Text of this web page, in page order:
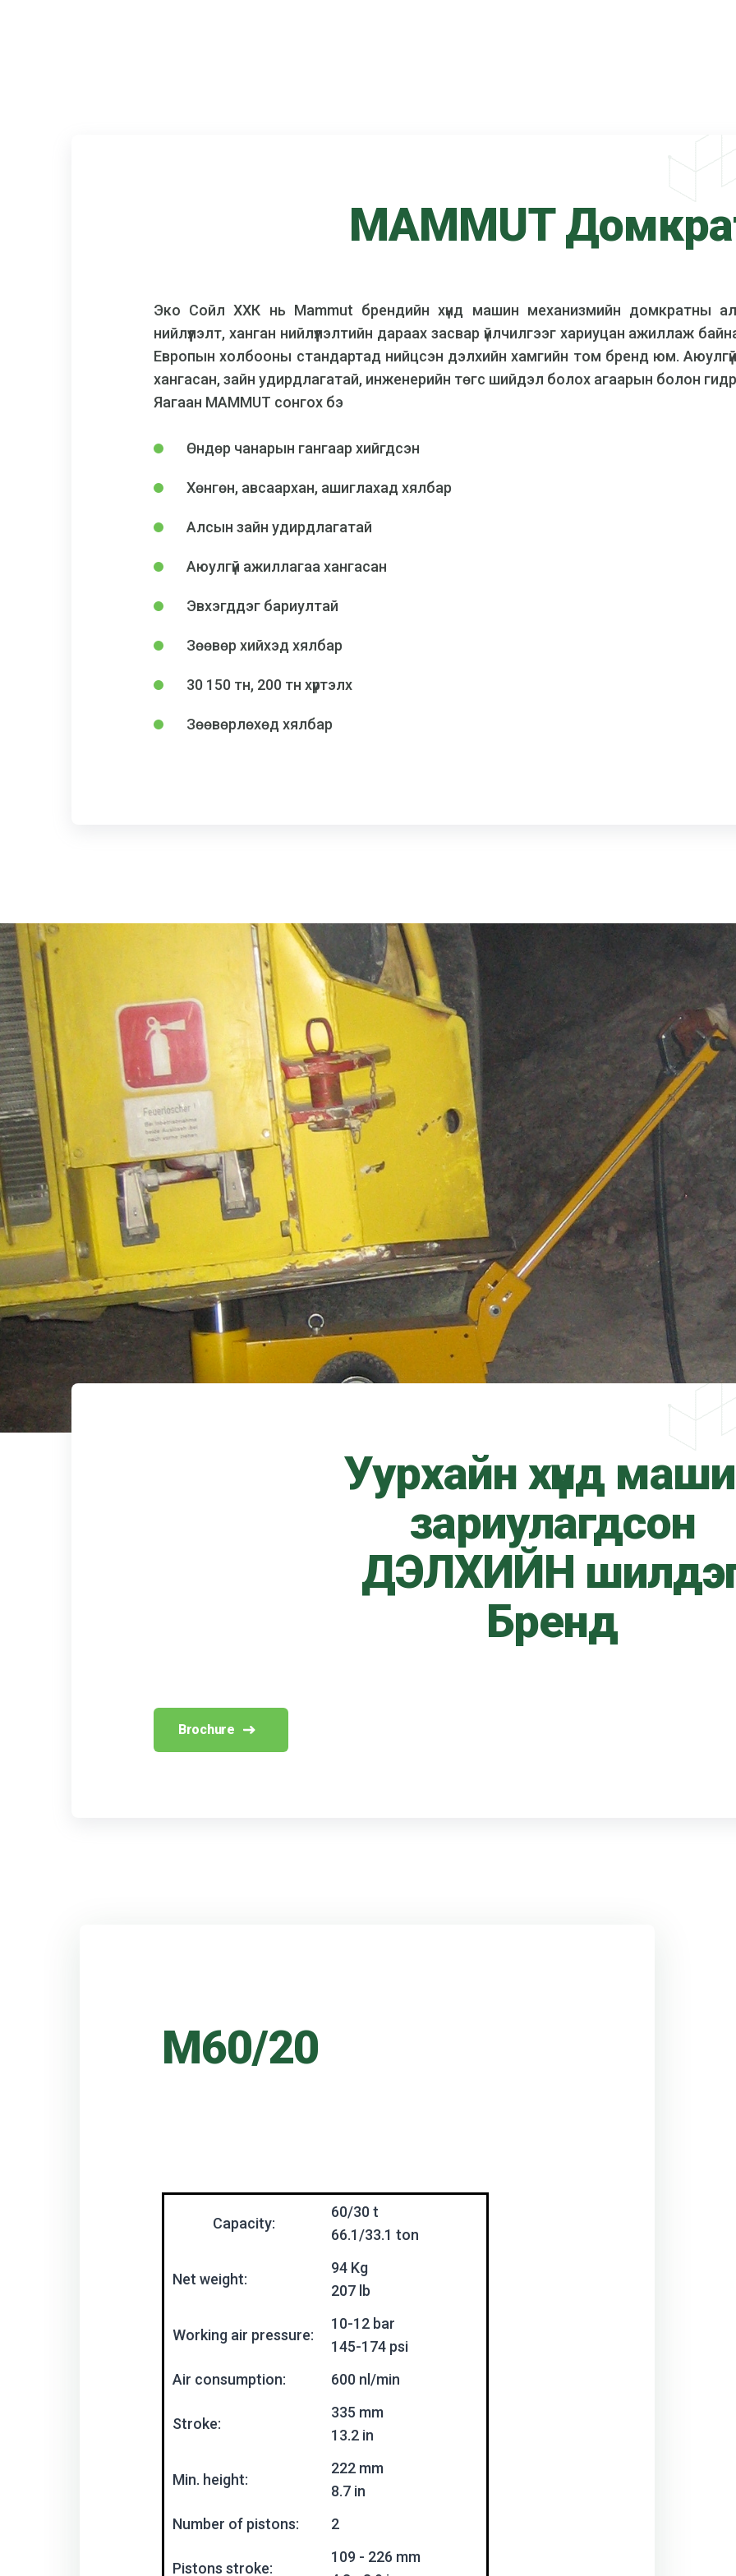
MAMMUT
Эко Сойл ХХК нь Mammut брендийн хүнд машин механизмийн домкратны
нийлүүлэлт, ханган нийлүүлэлтийн дараах засвар үйлчилгээг хариуцан ажиллаж
Европын холбооны стандартад нийцсэн дэлхийн хамгийн том бренд юм. Аюулгүй
хангасан, зайн удирдлагатай, инженерийн төгс шийдэл болох агаарын болон
Яагаан MAMMUT сонгох бэ
Өндөр чанарын гангаар хийгдсэн
Хөнгөн, авсаархан, ашиглахад хялбар
Алсын зайн удирдлагатай
Аюулгүй ажиллагаа хангасан
Эвхэгддэг бариултай
Зөөвөр хийхэд хялбар
30 150 тн, 200 тн хүртэлх
Зөөвөрлөхөд хялбар
Уурхайн хүнд
зариулагдсон
ДЭЛХИЙН
Бренд
Brochure
M60/20
Capacity:
60/30 t
66.1/33.1 ton
Net weight:
94 Kg
207 lb
Working air pressure:
10-12 bar
145-174 psi
Air consumption:
600 nl/min
Stroke:
335 mm
13.2 in
Min. height:
222 mm
8.7 in
Number of pistons:
2
Pistons stroke:
109 - 226 mm